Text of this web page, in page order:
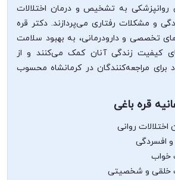
به تشخیص و درمان اختلالات
و مشکلات رفتاری می‌پردازند. دکتر قره
تخصصی و دارودرمانی، به بهبود سلامت
کیفیت زندگی آنان کمک می‌کنند و از
برای مراجعه‌کنندگان در کرمانشاه محسوب
قره باغی
اختلالات روانی
افسردگی
خواب
خلقی و شخصیتی